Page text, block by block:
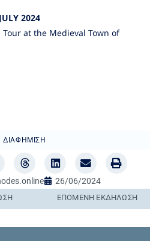
2024
at the Medieval Town of
ΔΙΑΦΉΜΙΣΗ
26/06/2024
ΕΠΌΜΕΝΗ ΕΚΔΉΛΩΣΗ